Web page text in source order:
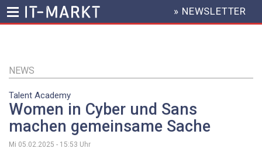
Inhalt
HEADER
MENU
» NEWSLETTER
NEWS
Talent Academy
Women in Cyber und Sans
machen gemeinsame Sache
Mi 05.02.2025 - 15:53 Uhr